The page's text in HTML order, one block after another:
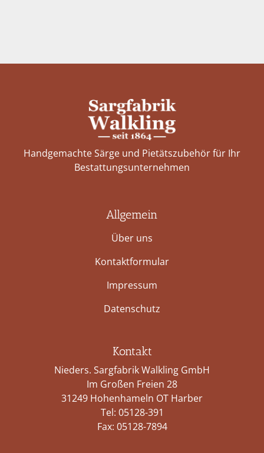
Handgemachte Särge und Pietätszubehör für Ihr
Bestattungs­unternehmen
Allgemein
Über uns
Kontaktformular
Impressum
Datenschutz
Kontakt
Nieders. Sargfabrik Walkling GmbH
Im Großen Freien 28
31249 Hohenhameln OT Harber
Tel: 05128-391
Fax: 05128-7894